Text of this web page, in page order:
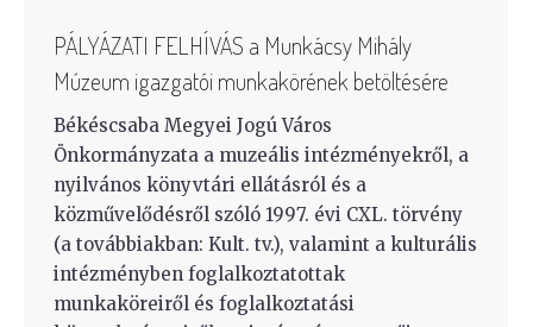
PÁLYÁZATI FELHÍVÁS a Munkácsy Mihály
Múzeum igazgatói munkakörének betöltésére
Békéscsaba Megyei Jogú Város
Önkormányzata a muzeális intézményekről, a
nyilvános könyvtári ellátásról és a
közművelődésről szóló 1997. évi CXL. törvény
(a továbbiakban: Kult. tv.), valamint a kulturális
intézményben foglalkoztatottak
munkaköreiről és foglalkoztatási